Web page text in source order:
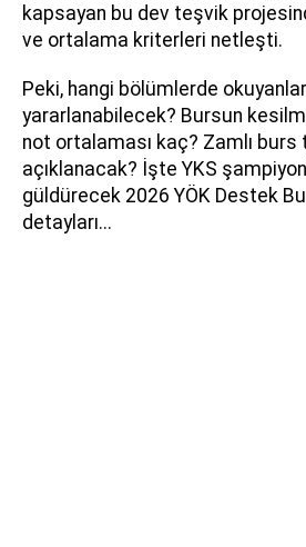
kapsayan bu dev teşvik
ve ortalama kriterleri netleşti.
Peki, hangi bölümlerde
yararlanabilecek? Bursun
not ortalaması kaç? Zamlı burs
açıklanacak? İşte YKS
güldürecek 2026 YÖK Destek
detayları...